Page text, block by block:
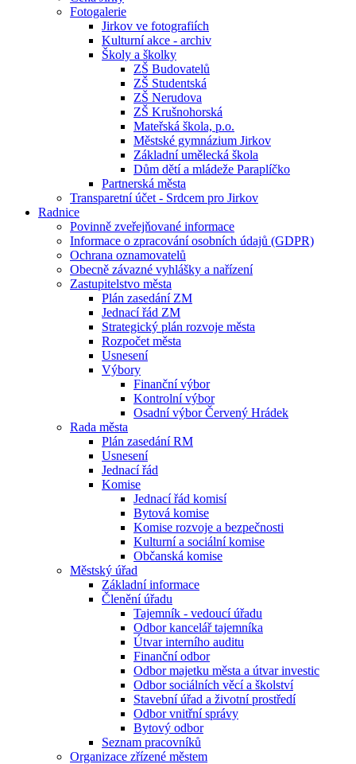
Fotogalerie
Jirkov ve fotografiích
Kulturní akce - archiv
Školy a školky
ZŠ Budovatelů
ZŠ Studentská
ZŠ Nerudova
ZŠ Krušnohorská
Mateřská škola, p.o.
Městské gymnázium Jirkov
Základní umělecká škola
Dům dětí a mládeže Paraplíčko
Partnerská města
Transparetní účet - Srdcem pro Jirkov
Radnice
Povinně zveřejňované informace
Informace o zpracování osobních údajů (GDPR)
Ochrana oznamovatelů
Obecně závazné vyhlášky a nařízení
Zastupitelstvo města
Plán zasedání ZM
Jednací řád ZM
Strategický plán rozvoje města
Rozpočet města
Usnesení
Výbory
Finanční výbor
Kontrolní výbor
Osadní výbor Červený Hrádek
Rada města
Plán zasedání RM
Usnesení
Jednací řád
Komise
Jednací řád komisí
Bytová komise
Komise rozvoje a bezpečnosti
Kulturní a sociální komise
Občanská komise
Městský úřad
Základní informace
Členění úřadu
Tajemník - vedoucí úřadu
Odbor kancelář tajemníka
Útvar interního auditu
Finanční odbor
Odbor majetku města a útvar investic
Odbor sociálních věcí a školství
Stavební úřad a životní prostředí
Odbor vnitřní správy
Bytový odbor
Seznam pracovníků
Organizace zřízené městem